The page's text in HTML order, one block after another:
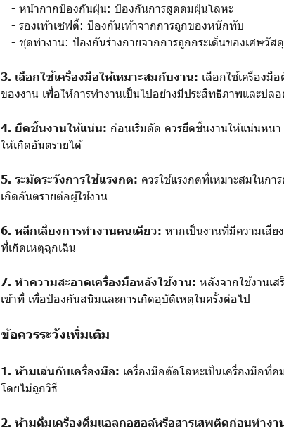
- หน้ากากป้องกันฝุ่น: ป้องกันการสูดดมฝุ่นโลหะ
- รองเท้าเซฟตี้: ป้องกันเท้าจากการถูกของหนักทับ
- ชุดทำงาน: ป้องกันร่างกายจากการถูกกระเด็นของเศษวัสดุ
3. เลือกใช้เครื่องมือให้เหมาะสมกับงาน: เลือกใช้เครื่องมื
ของงาน เพื่อให้การทำงานเป็นไปอย่างมีประสิทธิภาพและปล
4. ยึดชิ้นงานให้แน่น: ก่อนเริ่มตัด ควรยึดชิ้นงานให้แน่นหน
ให้เกิดอันตรายได้
5. ระมัดระวังการใช้แรงกด: ควรใช้แรงกดที่เหมาะสมในกา
เกิดอันตรายต่อผู้ใช้งาน
6. หลีกเลี่ยงการทำงานคนเดียว: หากเป็นงานที่มีความเสี่ย
ที่เกิดเหตุฉุกเฉิน
7. ทำความสะอาดเครื่องมือหลังใช้งาน: หลังจากใช้งานเส
เข้าที่ เพื่อป้องกันสนิมและการเกิดอุบัติเหตุในครั้งต่อไป
ข้อควรระวังเพิ่มเติม
1. ห้ามเล่นกับเครื่องมือ: เครื่องมือตัดโลหะเป็นเครื่องมือที่
โดยไม่ถูกวิธี
2. ห้ามดื่มเครื่องดื่มแอลกอฮอล์หรือสารเสพติดก่อนทำงา